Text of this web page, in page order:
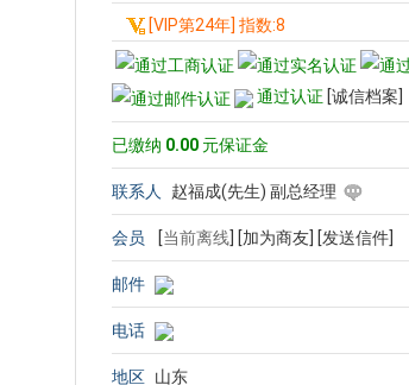
[VIP第24年] 指数:8
通过认证 [诚信档案]
已缴纳 0.00 元保证金
联系人 赵福成(先生) 副总经理
会员 [当前离线] [加为商友] [发送信件]
邮件
电话
地区 山东